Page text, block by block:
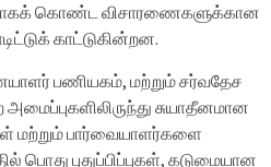
கொண்ட விசாரணைகளுக்கான
காட்டுகின்றன.
பணியகம், மற்றும் சர்வதேச
சுயாதீனமான
மற்றும் பார்வையாளர்களை
பொது புதுப்பிப்புகள், கடுமையான